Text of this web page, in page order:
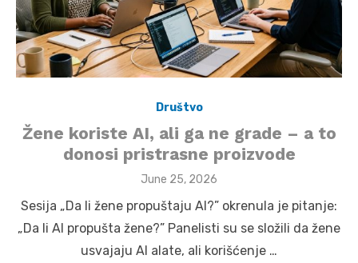
Društvo
Žene koriste AI, ali ga ne grade – a to
donosi pristrasne proizvode
Posted
June 25, 2026
Sesija „Da li žene propuštaju AI?” okrenula je pitanje:
„Da li AI propušta žene?” Panelisti su se složili da žene
usvajaju AI alate, ali korišćenje …